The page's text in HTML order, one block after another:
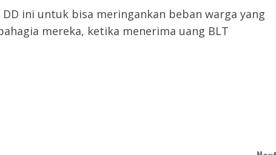
ini untuk bisa meringankan beban warga yang
mereka, ketika menerima uang BLT